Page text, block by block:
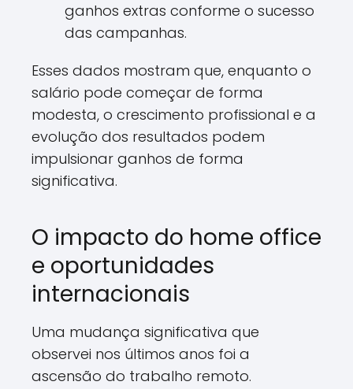
ganhos extras conforme o sucesso
das campanhas.
Esses dados mostram que, enquanto o
salário pode começar de forma
modesta, o crescimento profissional e a
evolução dos resultados podem
impulsionar ganhos de forma
significativa.
O impacto do home office
e oportunidades
internacionais
Uma mudança significativa que
observei nos últimos anos foi a
ascensão do trabalho remoto.